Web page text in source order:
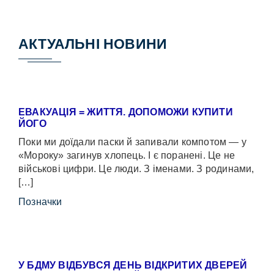
АКТУАЛЬНІ НОВИНИ
ЕВАКУАЦІЯ = ЖИТТЯ. ДОПОМОЖИ КУПИТИ
ЙОГО
Поки ми доїдали паски й запивали компотом — у
«Мороку» загинув хлопець. І є поранені. Це не
військові цифри. Це люди. З іменами. З родинами,
[…]
Позначки
У БДМУ ВІДБУВСЯ ДЕНЬ ВІДКРИТИХ ДВЕРЕЙ